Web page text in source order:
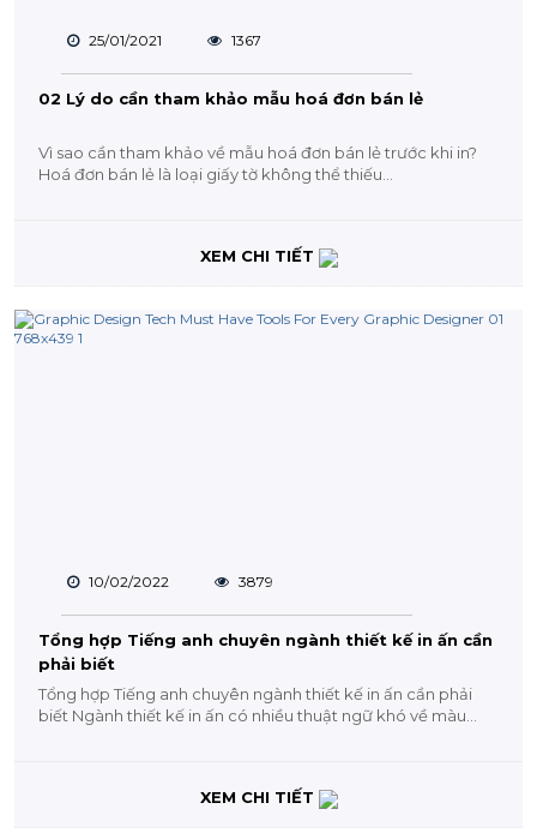
25/01/2021 1367
02 Lý do cần tham khảo mẫu hoá đơn bán lẻ
Vì sao cần tham khảo về mẫu hoá đơn bán lẻ trước khi in?
Hoá đơn bán lẻ là loại giấy tờ không thể thiếu...
XEM CHI TIẾT
10/02/2022 3879
Tổng hợp Tiếng anh chuyên ngành thiết kế in ấn cần
phải biết
Tổng hợp Tiếng anh chuyên ngành thiết kế in ấn cần phải
biết Ngành thiết kế in ấn có nhiều thuật ngữ khó về màu...
XEM CHI TIẾT